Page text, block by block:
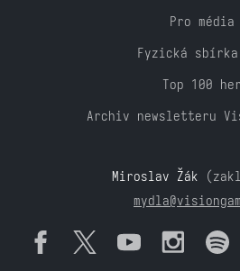
Pro média
Fyzická
Top 100 her
Archiv newsletteru
Miroslav Žák